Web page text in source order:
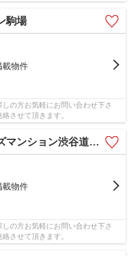
駒場
載物件
の方お気軽にお問い合わせ下さ
させて頂きます。
ンション渋谷道玄坂
載物件
の方お気軽にお問い合わせ下さ
させて頂きます。